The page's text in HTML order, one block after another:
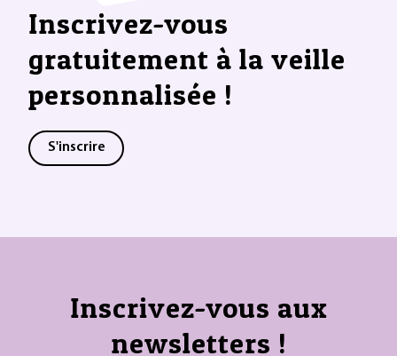
Inscrivez-vous
gratuitement à la veille
personnalisée !
S'inscrire
Inscrivez-vous aux
newsletters !